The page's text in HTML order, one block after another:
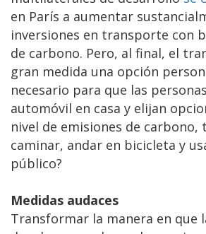
en París a aumentar
inversiones en transporte con
de carbono. Pero, al final, el
gran medida una opción
necesario para que las
automóvil en casa y elijan
nivel de emisiones de carbono,
caminar, andar en bicicleta y
público?
Medidas audaces
Transformar la manera en que